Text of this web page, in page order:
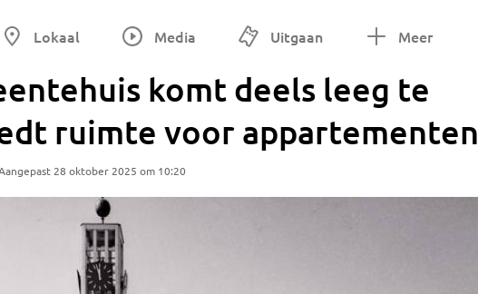
Lokaal Media Uitgaan Meer
komt deels leeg te
ruimte voor appartementen
28 oktober 2025 om 10:20